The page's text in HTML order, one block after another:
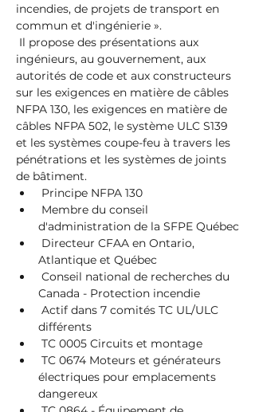
incendies, de projets de transport en
commun et d'ingénierie ».
ingénieurs, au gouvernement, aux
autorités de code et aux constructeurs
sur les exigences en matière de câbles
NFPA 130, les exigences en matière de
câbles NFPA 502, le système ULC S139
et les systèmes coupe-feu à travers les
pénétrations et les systèmes de joints
de bâtiment.
Principe NFPA 130
d'administration de la SFPE Québec
Atlantique et Québec
Canada - Protection incendie
différents
TC 0005 Circuits et montage
électriques pour emplacements
dangereux